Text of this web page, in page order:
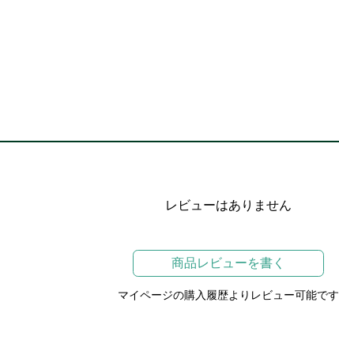
レビューはありません
商品レビューを書く
マイページの購入履歴よりレビュー可能です